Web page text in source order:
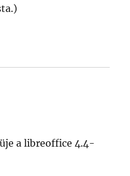
a libreoffice 4.4-